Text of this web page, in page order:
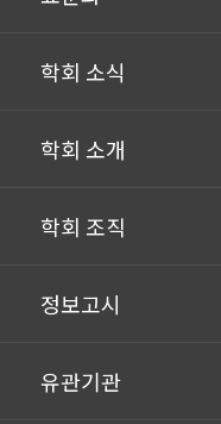
학회 소식
학회 소개
학회 조직
정보고시
유관기관